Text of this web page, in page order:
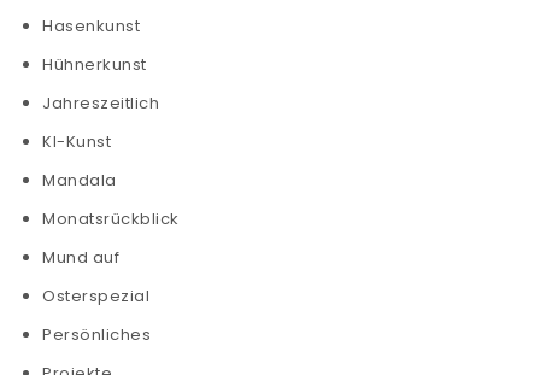
Hasenkunst
Hühnerkunst
Jahreszeitlich
KI-Kunst
Mandala
Monatsrückblick
Mund auf
Osterspezial
Persönliches